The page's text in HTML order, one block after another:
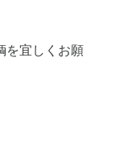
を宜しくお願